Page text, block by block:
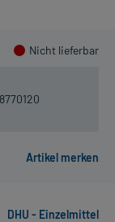
Nicht lieferbar
DHU - Einzelmittel